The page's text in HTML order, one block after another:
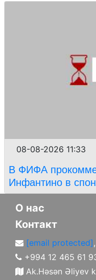
08-08-2026 11:33
В ФИФА
Инфантино в
О нас
Контакт
[email protected],
+994 12 465 61
Ak.Həsən Əliyev